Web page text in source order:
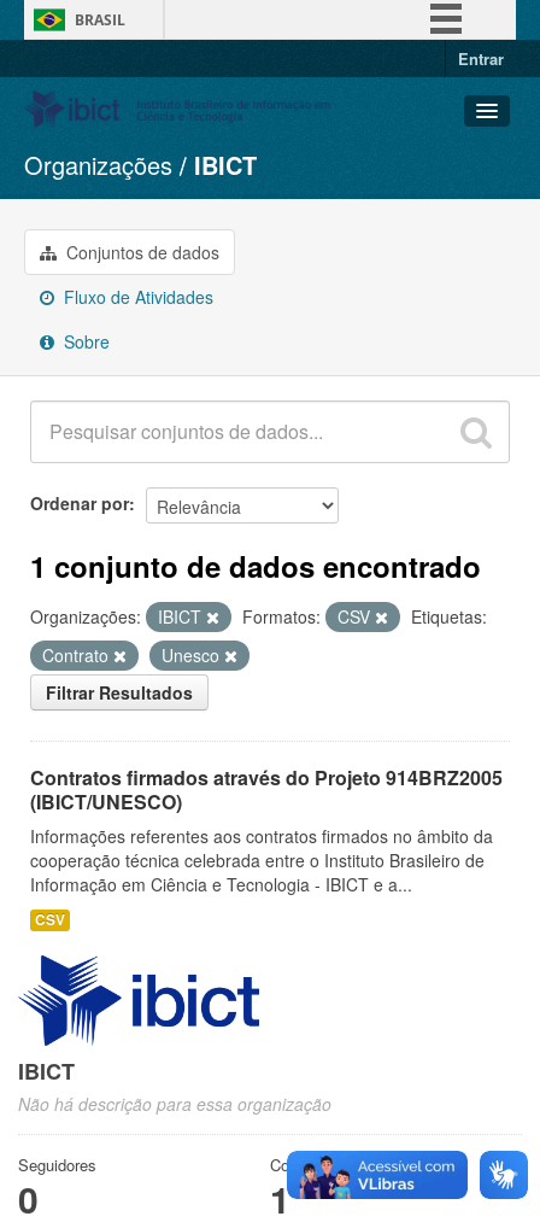
BRASIL
Entrar
Conjuntos de dados
Organizações
Grupos
Sobre
Organizações IBICT
Conjuntos de dados
Fluxo de Atividades
Sobre
Ordenar por
1 conjunto de dados encontrado
Organizações: IBICT Formatos: CSV
Etiquetas:
Contrato
Unesco
Filtrar Resultados
Contratos firmados através do Projeto 914BRZ2005
(IBICT/UNESCO)
Informações referentes aos contratos firmados no âmbito da
cooperação técnica celebrada entre o Instituto Brasileiro de
Informação em Ciência e Tecnologia - IBICT e a...
CSV
IBICT
Não há descrição para essa organização
Seguidores
0
Conjuntos de dados
1